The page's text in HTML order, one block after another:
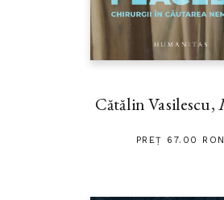
Cătălin Vasilescu,
PREȚ 67.00 RON